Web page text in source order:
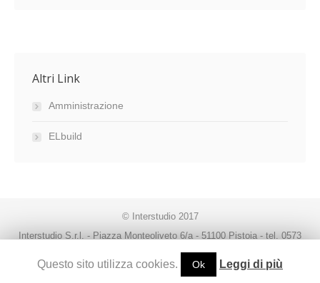
Altri Link
Amministrazione
ELbuild
© Interstudio 2017
Interstudio S.r.l. - Piazza Monteoliveto 6/a - 51100 Pistoia - tel. 0573
99291 - fax. 0573 992930 - P.IVA 00470080474 -
interstudio@interstudio.net
Questo sito utilizza cookies. Ok Leggi di più